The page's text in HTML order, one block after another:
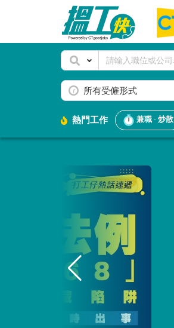
所有受僱形式
熱門工作 兼職 · 炒散